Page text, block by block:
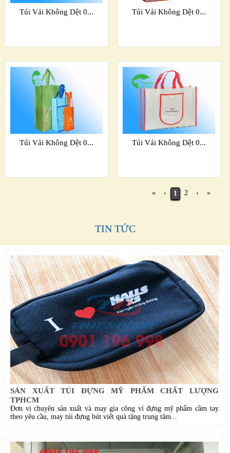
Túi Vải Không Dệt 0... Túi Vải Không Dệt 0...
Túi Vải Không Dệt 0... Túi Vải Không Dệt 0...
« ‹ 1 2 › »
TIN TỨC
SẢN XUẤT TÚI ĐỰNG MỸ PHẨM CHẤT LƯỢNG
TPHCM
Đơn vị chuyên sản xuất và may gia công ví đựng mỹ phẩm cầm tay
theo yêu cầu, may túi đựng bút viết quà tặng trung tâm...